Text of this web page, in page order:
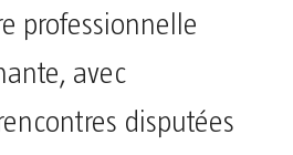
professionnelle
avec
disputées